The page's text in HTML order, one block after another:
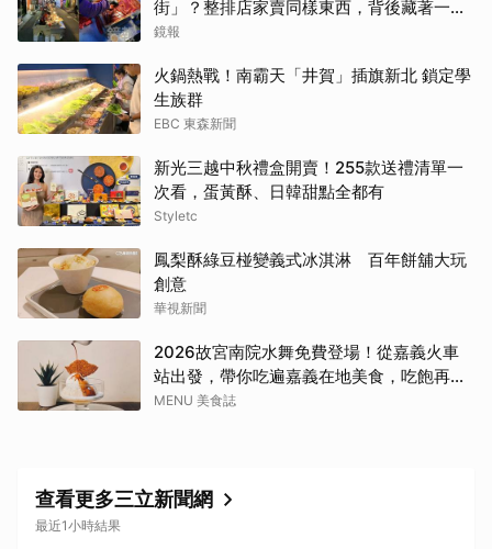
街」？整排店家賣同樣東西，背後藏著一套
生意經
鏡報
火鍋熱戰！南霸天「井賀」插旗新北 鎖定學
生族群
EBC 東森新聞
新光三越中秋禮盒開賣！255款送禮清單一
次看，蛋黃酥、日韓甜點全都有
Styletc
鳳梨酥綠豆椪變義式冰淇淋 百年餅舖大玩
創意
華視新聞
2026故宮南院水舞免費登場！從嘉義火車
站出發，帶你吃遍嘉義在地美食，吃飽再去
看夜間展演，這周末就這樣安排吧！
MENU 美食誌
查看更多三立新聞網
最近1小時結果